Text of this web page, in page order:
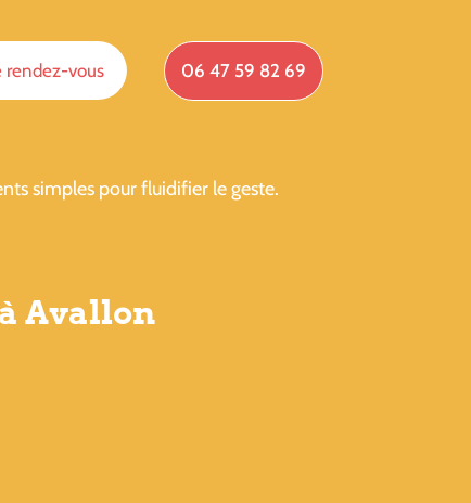
rendez-vous 06 47 59 82 69
simples pour fluidifier le geste.
Avallon